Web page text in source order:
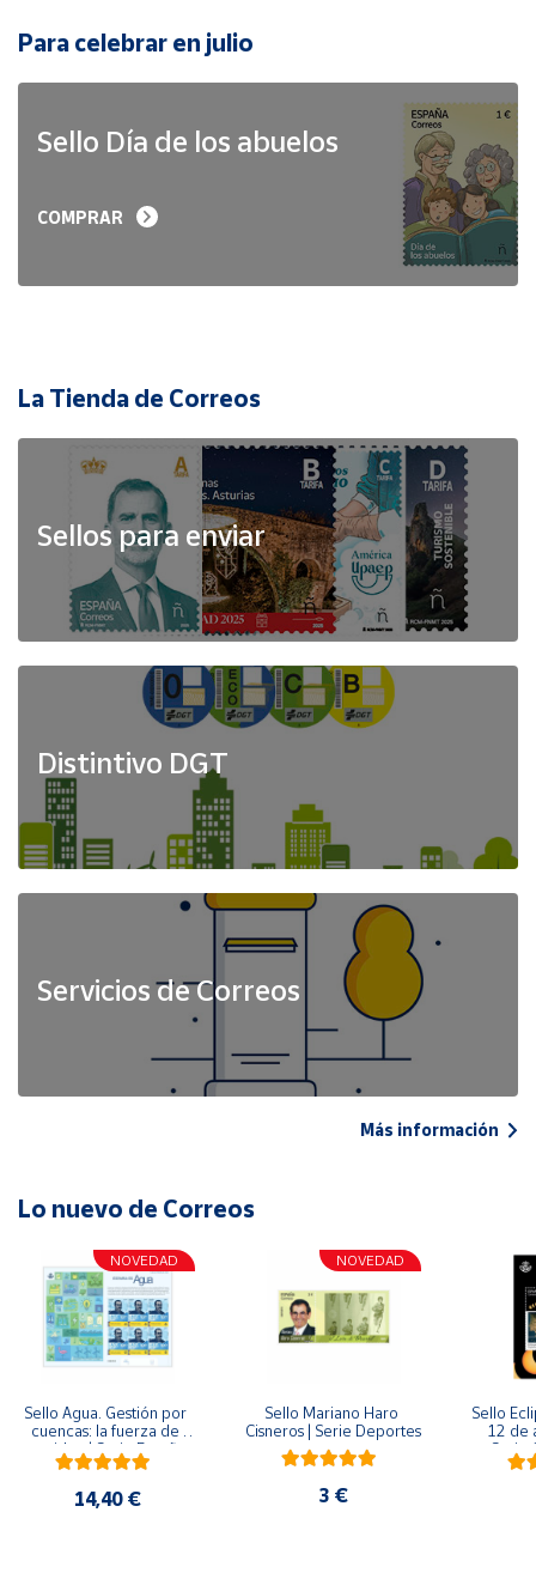
Para celebrar en julio
Sello Día de los abuelos
COMPRAR
La Tienda de Correos
Sellos para enviar
Distintivo DGT
Servicios de Correos
Más información
Lo nuevo de Correos
NOVEDAD
Sello Agua. Gestión por
cuencas: la fuerza de
una idea.| Serie España
ES| Pliego Premium
14,40 €
NOVEDAD
Sello Mariano Haro
Cisneros | Serie Deportes
3 €
Sello
12 de
Serie